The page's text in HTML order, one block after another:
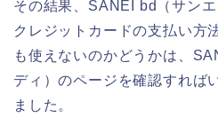
その結果、SANEI bd（サン
クレジットカードの支払い方
も使えないのかどうかは、
ディ）のページを確認すれば
ました。